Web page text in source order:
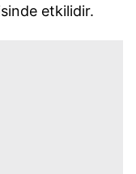
etkilidir.